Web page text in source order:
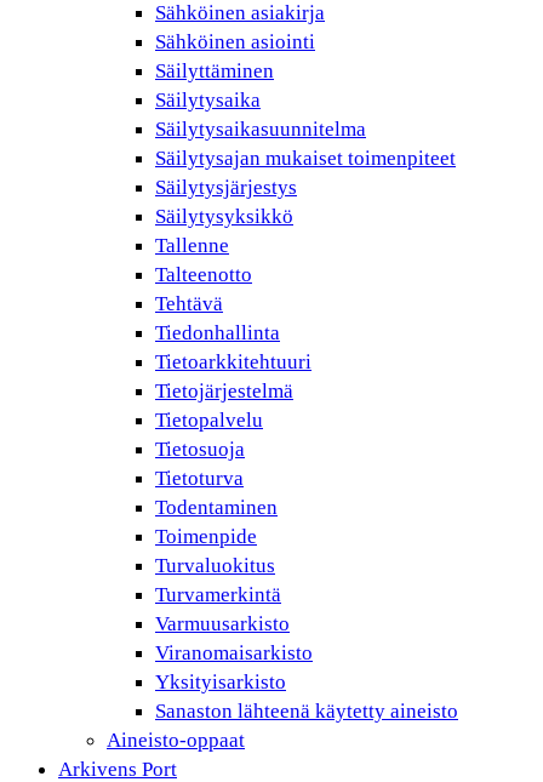
Sähköinen asiakirja
Sähköinen asiointi
Säilyttäminen
Säilytysaika
Säilytysaikasuunnitelma
Säilytysajan mukaiset toimenpiteet
Säilytysjärjestys
Säilytysyksikkö
Tallenne
Talteenotto
Tehtävä
Tiedonhallinta
Tietoarkkitehtuuri
Tietojärjestelmä
Tietopalvelu
Tietosuoja
Tietoturva
Todentaminen
Toimenpide
Turvaluokitus
Turvamerkintä
Varmuusarkisto
Viranomaisarkisto
Yksityisarkisto
Sanaston lähteenä käytetty aineisto
Aineisto-oppaat
Arkivens Port